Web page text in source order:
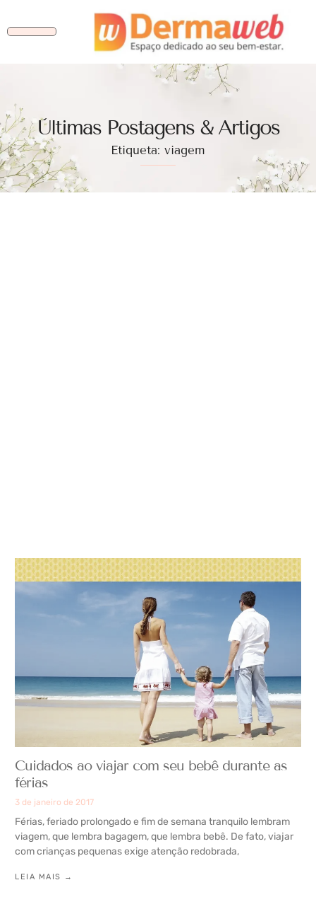
Ùltimas Postagens & Artigos
Etiqueta: viagem
Cuidados ao viajar com seu bebê durante as
férias
3 de janeiro de 2017
Férias, feriado prolongado e fim de semana tranquilo lembram
viagem, que lembra bagagem, que lembra bebê. De fato, viajar
com crianças pequenas exige atenção redobrada,
LEIA MAIS →